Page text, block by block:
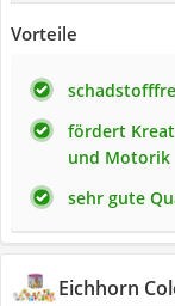
Vorteile
fördert
und Motorik
sehr gute
Eichhorn